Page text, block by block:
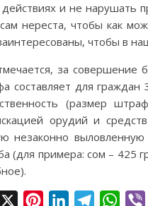
действиях и не нарушать
нереста, чтобы как
чтобы в
за совершение
составляет для
(размер
орудий и
незаконно
(для примера: сом – 425
W